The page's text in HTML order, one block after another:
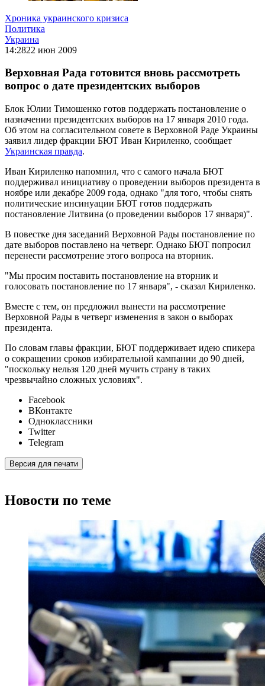
Хроника украинского кризиса
Политика
Украина
14:2822 июн 2009
Верховная Рада готовится вновь рассмотреть
вопрос о дате президентских выборов
Блок Юлии Тимошенко готов поддержать постановление о
назначении президентских выборов на 17 января 2010 года.
Об этом на согласительном совете в Верховной Раде Украины
заявил лидер фракции БЮТ Иван Кириленко, сообщает
Украинская правда.
Иван Кириленко напомнил, что с самого начала БЮТ
поддерживал инициативу о проведении выборов президента в
ноябре или декабре 2009 года, однако "для того, чтобы снять
политические инсинуации БЮТ готов поддержать
постановление Литвина (о проведении выборов 17 января)".
В повестке дня заседаний Верховной Рады постановление по
дате выборов поставлено на четверг. Однако БЮТ попросил
перенести рассмотрение этого вопроса на вторник.
"Мы просим поставить постановление на вторник и
голосовать постановление по 17 января", - сказал Кириленко.
Вместе с тем, он предложил вынести на рассмотрение
Верховной Рады в четверг изменения в закон о выборах
президента.
По словам главы фракции, БЮТ поддерживает идею спикера
о сокращении сроков избирательной кампании до 90 дней,
"поскольку нельзя 120 дней мучить страну в таких
чрезвычайно сложных условиях".
Facebook
ВКонтакте
Одноклассники
Twitter
Telegram
Версия для печати
Новости по теме